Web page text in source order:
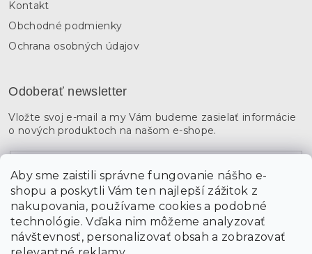
Aby sme zaistili správne fungovanie nášho e-
shopu a poskytli Vám ten najlepší zážitok z
nakupovania, používame cookies a podobné
technológie. Vďaka nim môžeme analyzovať
návštevnosť, personalizovať obsah a zobrazovať
Kontakt
Obchodné podmienky
Ochrana osobných údajov
Odoberať newsletter
Vložte svoj e-mail a my Vám budeme zasielať informácie
o nových produktoch na našom e-shope.
Vložením údajov súhlasíte s podmienkami ochrany
osobných údajov
PRIHLÁSIŤ SA